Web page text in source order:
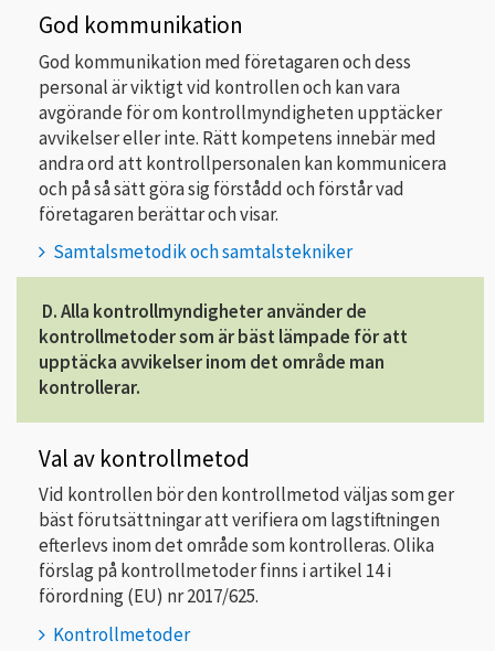
God kommunikation
God kommunikation med företagaren och dess
personal är viktigt vid kontrollen och kan vara
avgörande för om kontrollmyndigheten upptäcker
avvikelser eller inte. Rätt kompetens innebär med
andra ord att kontrollpersonalen kan kommunicera
och på så sätt göra sig förstådd och förstår vad
företagaren berättar och visar.
Samtalsmetodik och samtalstekniker
D. Alla kontrollmyndigheter använder de
kontrollmetoder som är bäst lämpade för att
upptäcka avvikelser inom det område man
kontrollerar.
Val av kontrollmetod
Vid kontrollen bör den kontrollmetod väljas som ger
bäst förutsättningar att verifiera om lagstiftningen
efterlevs inom det område som kontrolleras. Olika
förslag på kontrollmetoder finns i artikel 14 i
förordning (EU) nr 2017/625.
Kontrollmetoder